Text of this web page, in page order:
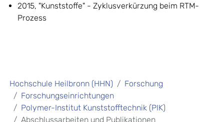
2015, "Kunststoffe" - Zyklusverkürzung beim RTM-
Prozess
Hochschule Heilbronn (HHN)
Forschung
Forschungseinrichtungen
Polymer-Institut Kunststofftechnik (PIK)
Abschlussarbeiten und Publikationen